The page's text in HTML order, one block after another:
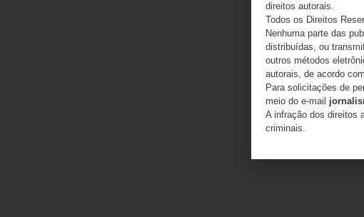
direitos autorais.
Todos os Direitos
Nenhuma parte das
distribuídas, ou
outros métodos
autorais, de acordo
Para solicitações de
meio do e-mail
A infração dos direitos
criminais.